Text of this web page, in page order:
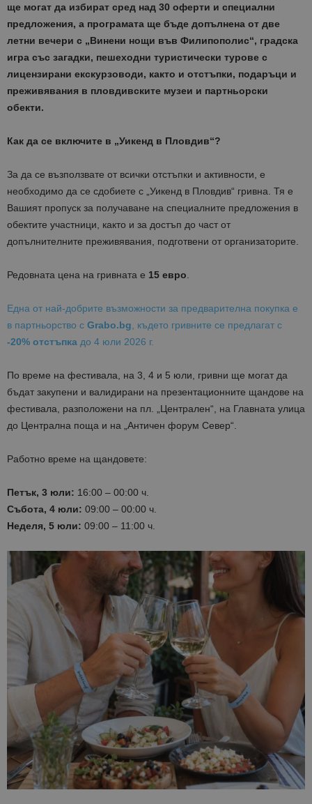
ще могат да избират сред над 30 оферти и специални
предложения, а програмата ще бъде допълнена от две
летни вечери с „Винени нощи във Филипополис“, градска
игра със загадки, пешеходни туристически турове с
лицензирани екскурзоводи, както и отстъпки, подаръци и
преживявания в пловдивските музеи и партньорски
обекти.
Как да се включите в „Уикенд в Пловдив“?
За да се възползвате от всички отстъпки и активности, е
необходимо да се сдобиете с „Уикенд в Пловдив“ гривна. Тя е
Вашият пропуск за получаване на специалните предложения в
обектите участници, както и за достъп до част от
допълнителните преживявания, подготвени от организаторите.
Редовната цена на гривната е 15 евро
Една от най-добрите възможности за предварителна покупка е
в партньорство с Grabo.bg , където гривните се предлагат с
-20% отстъпка до 4 юли 2026 г.
По време на фестивала, на 3, 4 и 5 юли, гривни ще могат да
бъдат закупени и валидирани на презентационните щандове на
фестивала, разположени на пл. „Централен“, на Главната улица
до Централна поща и на „Античен форум Север“.
Работно време на щандовете:
Петък, 3 юли: 16:00 – 00:00 ч.
Събота, 4 юли: 09:00 – 00:00 ч.
Неделя, 5 юли: 09:00 – 11:00 ч.